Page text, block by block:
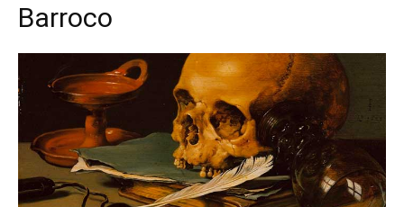
Barroco